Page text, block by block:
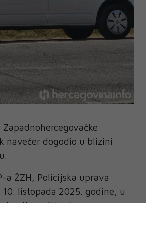
navečer dogodio u blizini
a ŽZH, Policijska uprava
listopada 2025. godine, u
veći broj
doći do tučnjave.